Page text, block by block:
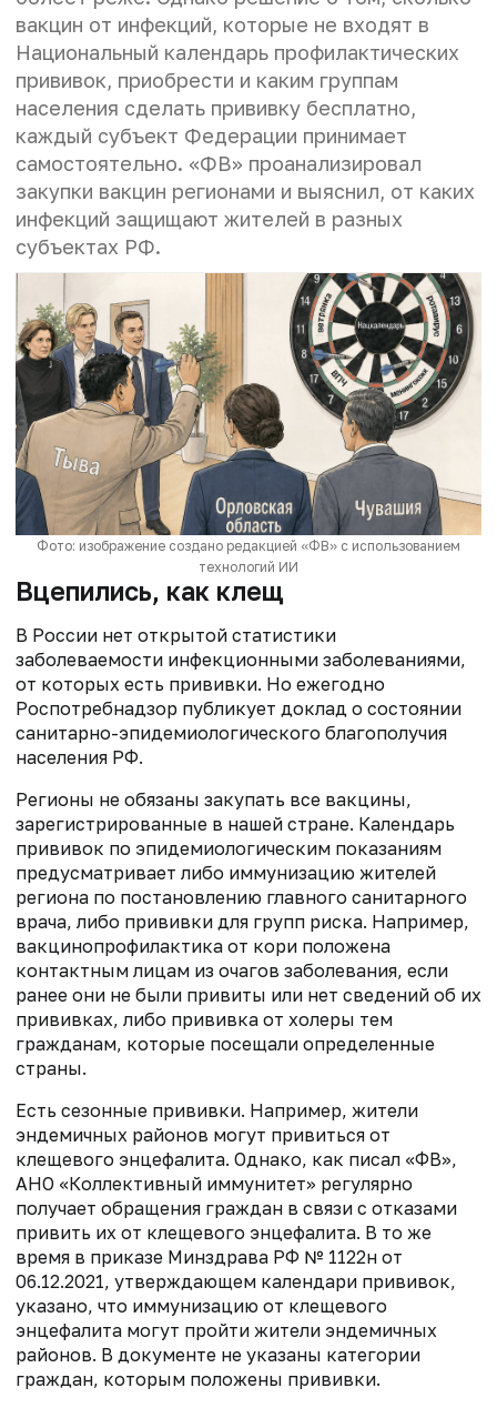
вакцин от инфекций, которые не входят в
Национальный календарь профилактических
прививок, приобрести и каким группам
населения сделать прививку бесплатно,
каждый субъект Федерации принимает
самостоятельно. «ФВ» проанализировал
закупки вакцин регионами и выяснил, от каких
инфекций защищают жителей в разных
субъектах РФ.
Фото: изображение создано редакцией «ФВ» с использованием
технологий ИИ
Вцепились, как клещ
В России нет открытой статистики
заболеваемости инфекционными заболеваниями,
от которых есть прививки. Но ежегодно
Роспотребнадзор публикует доклад о состоянии
санитарно-эпидемиологического благополучия
населения РФ.
Регионы не обязаны закупать все вакцины,
зарегистрированные в нашей стране. Календарь
прививок по эпидемиологическим показаниям
предусматривает либо иммунизацию жителей
региона по постановлению главного санитарного
врача, либо прививки для групп риска. Например,
вакцинопрофилактика от кори положена
контактным лицам из очагов заболевания, если
ранее они не были привиты или нет сведений об их
прививках, либо прививка от холеры тем
гражданам, которые посещали определенные
страны.
Есть сезонные прививки. Например, жители
эндемичных районов могут привиться от
клещевого энцефалита. Однако, как писал «ФВ»,
АНО «Коллективный иммунитет» регулярно
получает обращения граждан в связи с отказами
привить их от клещевого энцефалита. В то же
время в приказе Минздрава РФ № 1122н от
06.12.2021, утверждающем календари прививок,
указано, что иммунизацию от клещевого
энцефалита могут пройти жители эндемичных
районов. В документе не указаны категории
граждан, которым положены прививки.